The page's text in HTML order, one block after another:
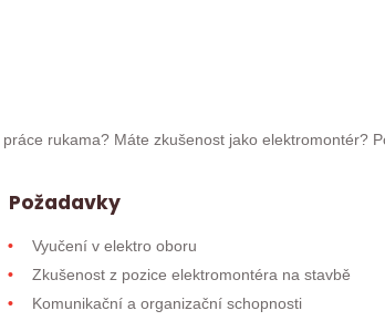
rukama? Máte zkušenost jako elektromontér?
Požadavky
Vyučení v elektro oboru
Zkušenost z pozice elektromontéra na stavbě
Komunikační a organizační schopnosti